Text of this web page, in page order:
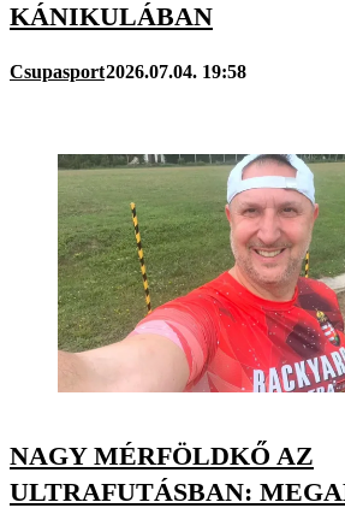
KÁNIKULÁBAN
Csupasport2026.07.04. 19:58
NAGY MÉRFÖLDKŐ AZ
ULTRAFUTÁSBAN: